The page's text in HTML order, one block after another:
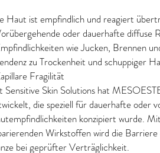
Haut ist empfindlich und reagiert
oder dauerhafte diffuse
wie Jucken, Brennen
zu Trockenheit und schuppiger
Fragilität
Sensitive Skin Solutions hat
die speziell für dauerhafte oder
konzipiert wurde.
Wirkstoffen wird die
bei geprüfter Verträglichkeit.